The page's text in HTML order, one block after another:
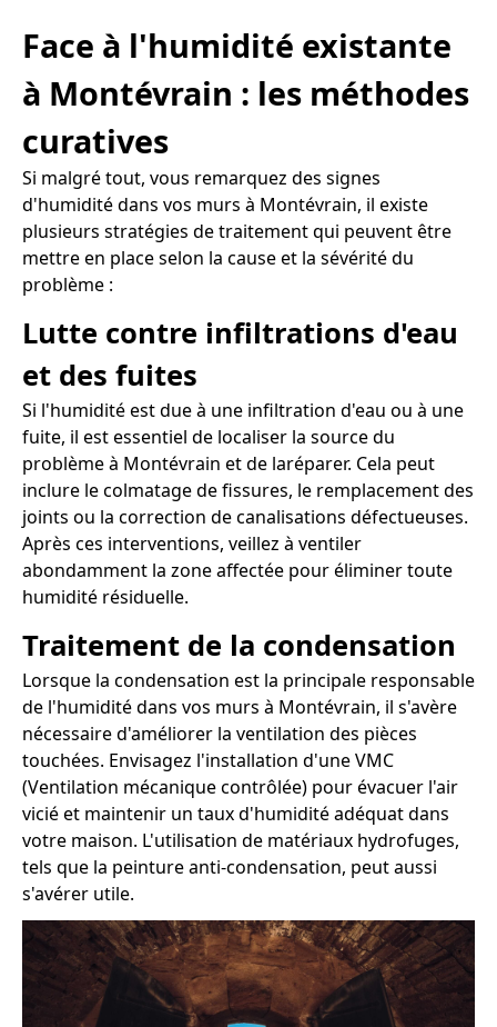
Face à l'humidité existante
à Montévrain : les méthodes
curatives
Si malgré tout, vous remarquez des signes
d'humidité dans vos murs à Montévrain, il existe
plusieurs stratégies de traitement qui peuvent être
mettre en place selon la cause et la sévérité du
problème :
Lutte contre infiltrations d'eau
et des fuites
Si l'humidité est due à une infiltration d'eau ou à une
fuite, il est essentiel de localiser la source du
problème à Montévrain et de laréparer. Cela peut
inclure le colmatage de fissures, le remplacement des
joints ou la correction de canalisations défectueuses.
Après ces interventions, veillez à ventiler
abondamment la zone affectée pour éliminer toute
humidité résiduelle.
Traitement de la condensation
Lorsque la condensation est la principale responsable
de l'humidité dans vos murs à Montévrain, il s'avère
nécessaire d'améliorer la ventilation des pièces
touchées. Envisagez l'installation d'une VMC
(Ventilation mécanique contrôlée) pour évacuer l'air
vicié et maintenir un taux d'humidité adéquat dans
votre maison. L'utilisation de matériaux hydrofuges,
tels que la peinture anti-condensation, peut aussi
s'avérer utile.